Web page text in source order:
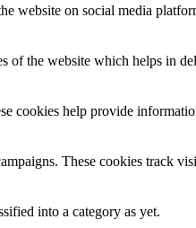
website on social media
of the website which helps in
cookies help provide
These cookies track
into a category as yet.